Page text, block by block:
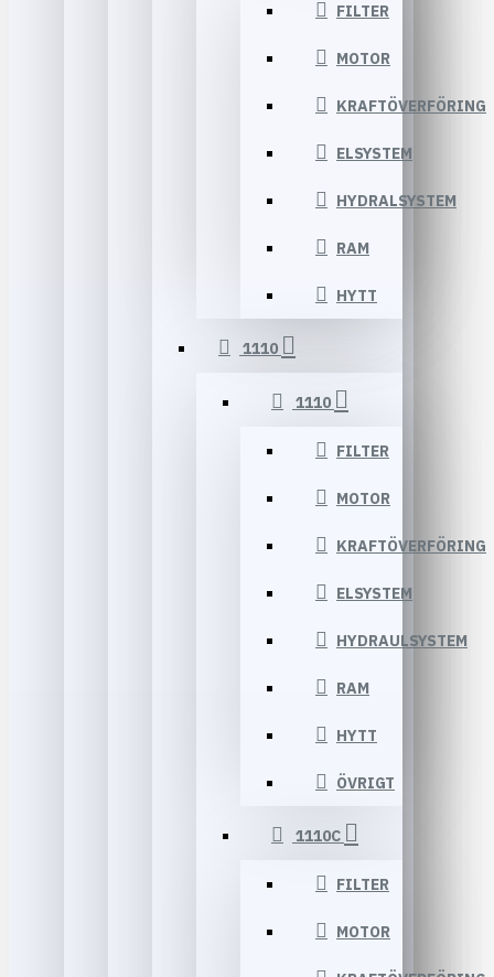
FILTER
MOTOR
KRAFTÖVERFÖRING
ELSYSTEM
HYDRALSYSTEM
RAM
HYTT
1110
1110
FILTER
MOTOR
KRAFTÖVERFÖRING
ELSYSTEM
HYDRAULSYSTEM
RAM
HYTT
ÖVRIGT
1110C
FILTER
MOTOR